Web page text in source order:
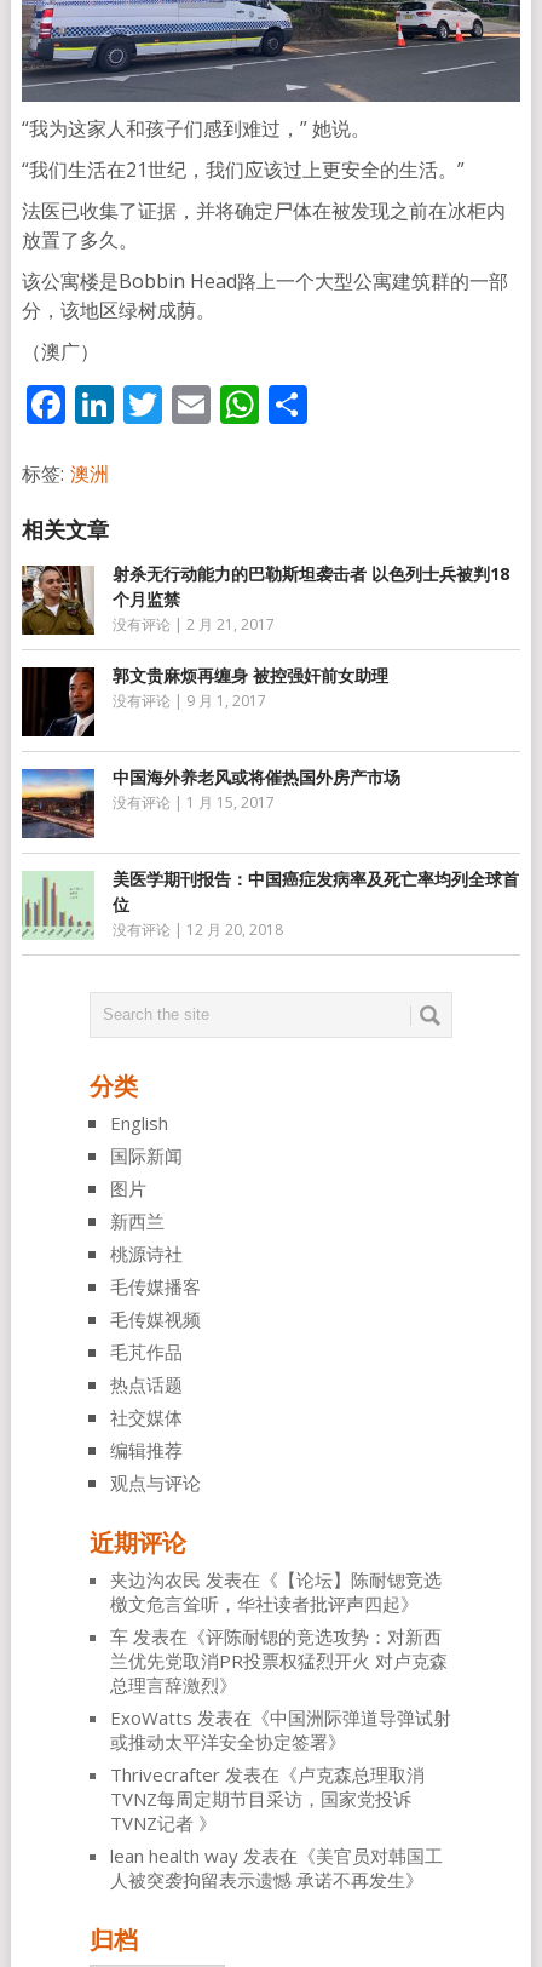
“我为这家人和孩子们感到难过，” 她说。
“我们生活在21世纪，我们应该过上更安全的生活。”
法医已收集了证据，并将确定尸体在被发现之前在冰柜内
放置了多久。
该公寓楼是Bobbin Head路上一个大型公寓建筑群的一部
分，该地区绿树成荫。
（澳广）
Facebook
LinkedIn
Twitter
EmailWhatsApp
分
标签: 澳洲
射杀无行动能力的巴勒斯坦袭击者 以色列士兵被判18
个月监禁
没有评论 | 2 月 21, 2017
郭文贵麻烦再缠身 被控强奸前女助理
没有评论 | 9 月 1, 2017
中国海外养老风或将催热国外房产市场
没有评论 | 1 月 15, 2017
美医学期刊报告：中国癌症发病率及死亡率均列全球首
位
没有评论 | 12 月 20, 2018
分类
English
国际新闻
图片
新西兰
桃源诗社
毛传媒播客
毛传媒视频
毛芃作品
热点话题
社交媒体
编辑推荐
观点与评论
近期评论
夹边沟农民 发表在《 【论坛】陈耐锶竞选
檄文危言耸听，华社读者批评声四起》
车发表在《评陈耐锶的竞选攻势：对新西
兰优先党取消PR投票权猛烈开火 对卢克森
总理言辞激烈》
ExoWatts 发表在《中国洲际弹道导弹试射
或推动太平洋安全协定签署》
Thrivecrafter发表在《卢克森总理取消
TVNZ每周定期节目采访，国家党投诉
TVNZ记者 》
lean health way发表在《美官员对韩国工
人被突袭拘留表示遗憾 承诺不再发生》
归档